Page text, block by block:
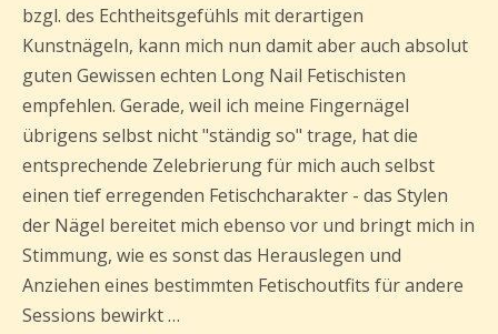
bzgl. des Echtheitsgefühls mit derartigen
Kunstnägeln, kann mich nun damit aber auch absolut
guten Gewissen echten Long Nail Fetischisten
empfehlen. Gerade, weil ich meine Fingernägel
übrigens selbst nicht "ständig so" trage, hat die
entsprechende Zelebrierung für mich auch selbst
einen tief erregenden Fetischcharakter - das Stylen
der Nägel bereitet mich ebenso vor und bringt mich in
Stimmung, wie es sonst das Herauslegen und
Anziehen eines bestimmten Fetischoutfits für andere
Sessions bewirkt …